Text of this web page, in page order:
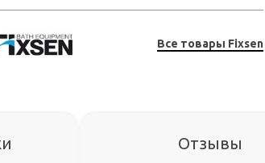
Все товары Fixsen
Отзывы